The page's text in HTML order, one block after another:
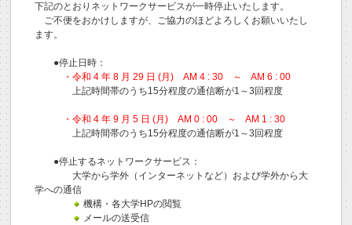
下記のとおりネットワークサービスが一時停止いたします。
ご不便をおかけしますが、ご協力のほどよろしくお願いいたし
ます。
●停止日時：
・令和 4 年 8 月 29 日 (月) AM 4 : 30 ～ AM 6 : 00
上記時間帯のうち15分程度の通信断が1～3回程度
・令和 4 年 9 月 5 日 (月) AM 0 : 00 ～ AM 1 : 30
上記時間帯のうち15分程度の通信断が1～3回程度
●停止するネットワークサービス：
大学から学外（インターネットなど）および学外から大
学への通信
機構・各大学HPの閲覧
メールの送受信